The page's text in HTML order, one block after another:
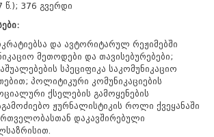
წ.); 376 გვერდი
და ავტორიტარულ რეჟიმებში
მეთოდები და თავისებურებები;
სპეციფიკა საკომუნიკაციო
პოლიტიკური კომუნიკაციების
ქსელების გამოყენების
ჟურნალისტიკის როლი ქვეყანაში
დაკავშირებული